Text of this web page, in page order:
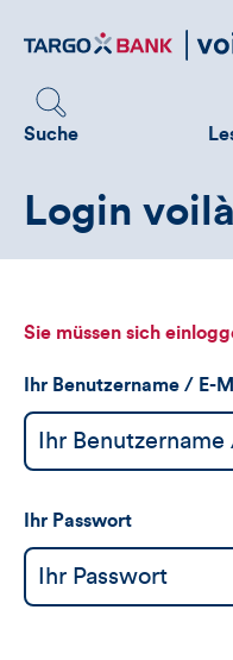
zum
Suche
Login voilà
Sie müssen sich
Ihr Benutzername / E-
Ihr Passwort